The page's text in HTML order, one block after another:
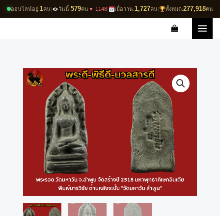
ออนไลน์อยู่:1คน| วันนี้:579คน▼ 1148| เมื่อวาน:1,727คน| ทั้งหมด:277,918คน
Skip
to